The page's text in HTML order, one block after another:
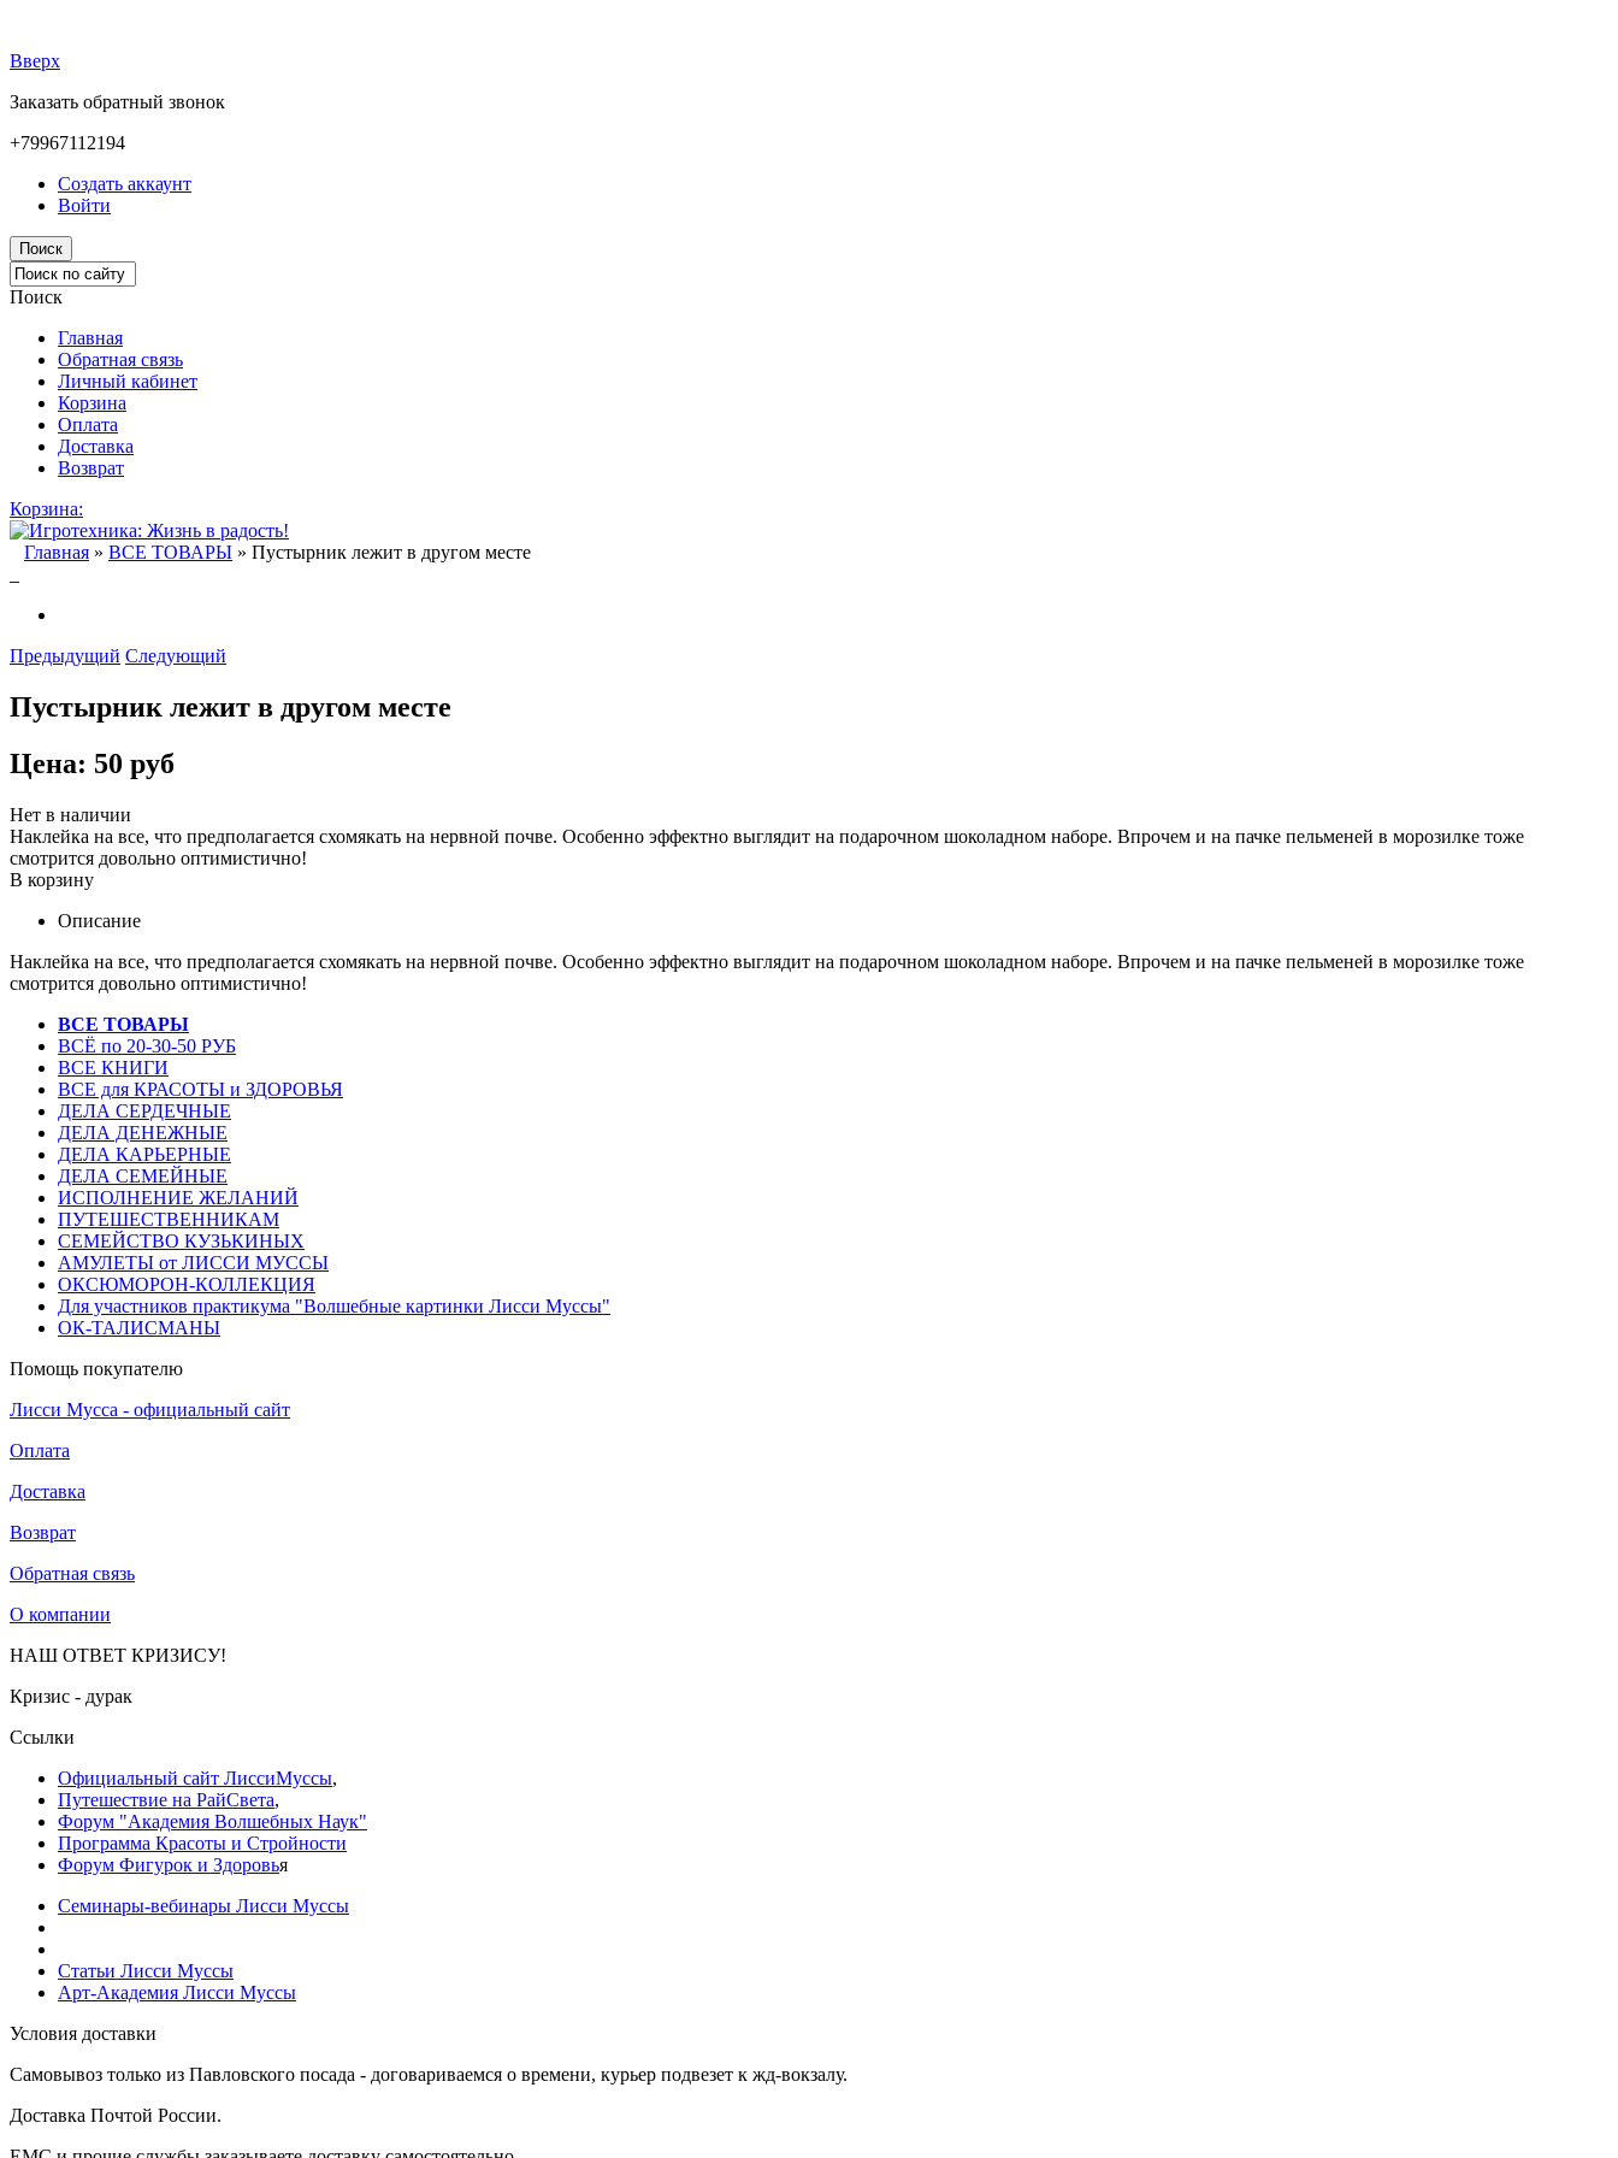
Вверх
Заказать обратный звонок
+79967112194
Создать аккаунт
Войти
Поиск
Поиск
Главная
Обратная связь
Личный кабинет
Корзина
Оплата
Доставка
Возврат
Корзина:
Главная » ВСЕ ТОВАРЫ » Пустырник лежит в другом месте
Предыдущий Следующий
Пустырник лежит в другом месте
Цена: 50 руб
Нет в наличии
Наклейка на все, что предполагается схомякать на нервной почве. Особенно эффектно выглядит на подарочном шоколадном наборе. Впрочем и на пачке пельменей в морозилке тоже
смотрится довольно оптимистично!
В корзину
Описание
Наклейка на все, что предполагается схомякать на нервной почве. Особенно эффектно выглядит на подарочном шоколадном наборе. Впрочем и на пачке пельменей в морозилке тоже
смотрится довольно оптимистично!
ВСЕ ТОВАРЫ
ВСЁ по 20-30-50 РУБ
ВСЕ КНИГИ
ВСЕ для КРАСОТЫ и ЗДОРОВЬЯ
ДЕЛА СЕРДЕЧНЫЕ
ДЕЛА ДЕНЕЖНЫЕ
ДЕЛА КАРЬЕРНЫЕ
ДЕЛА СЕМЕЙНЫЕ
ИСПОЛНЕНИЕ ЖЕЛАНИЙ
ПУТЕШЕСТВЕННИКАМ
СЕМЕЙСТВО КУЗЬКИНЫХ
АМУЛЕТЫ от ЛИССИ МУССЫ
ОКСЮМОРОН-КОЛЛЕКЦИЯ
Для участников практикума "Волшебные картинки Лисси Муссы"
ОК-ТАЛИСМАНЫ
Помощь покупателю
Лисси Мусса - официальный сайт
Оплата
Доставка
Возврат
Обратная связь
О компании
НАШ ОТВЕТ КРИЗИСУ!
Кризис - дурак
Ссылки
Официальный сайт ЛиссиМуссы,
Путешествие на РайСвета,
Форум "Академия Волшебных Наук"
Программа Красоты и Стройности
Форум Фигурок и Здоровья
Семинары-вебинары Лисси Муссы
Статьи Лисси Муссы
Арт-Академия Лисси Муссы
Условия доставки
Самовывоз только из Павловского посада - договариваемся о времени, курьер подвезет к жд-вокзалу.
Доставка Почтой России.